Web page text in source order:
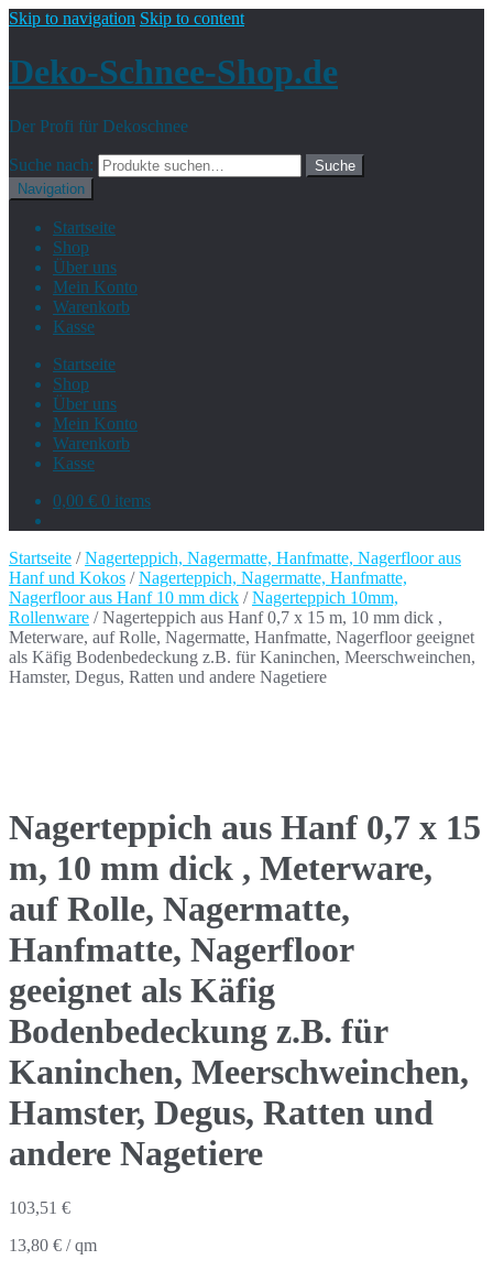
Skip to navigation Skip to content
Deko-Schnee-Shop.de
Der Profi für Dekoschnee
Suche nach:
Suche
Navigation
Startseite
Shop
Über uns
Mein Konto
Warenkorb
Kasse
Startseite
Shop
Über uns
Mein Konto
Warenkorb
Kasse
0,00 € 0 items
Startseite /Nagerteppich, Nagermatte, Hanfmatte, Nagerfloor aus
Hanf und Kokos /Nagerteppich, Nagermatte, Hanfmatte,
Nagerfloor aus Hanf 10 mm dick /Nagerteppich 10mm,
Rollenware / Nagerteppich aus Hanf 0,7 x 15 m, 10 mm dick ,
Meterware, auf Rolle, Nagermatte, Hanfmatte, Nagerfloor geeignet
als Käfig Bodenbedeckung z.B. für Kaninchen, Meerschweinchen,
Hamster, Degus, Ratten und andere Nagetiere
Nagerteppich aus Hanf 0,7 x 15
m, 10 mm dick , Meterware,
auf Rolle, Nagermatte,
Hanfmatte, Nagerfloor
geeignet als Käfig
Bodenbedeckung z.B. für
Kaninchen, Meerschweinchen,
Hamster, Degus, Ratten und
andere Nagetiere
103,51 €
13,80 € /qm